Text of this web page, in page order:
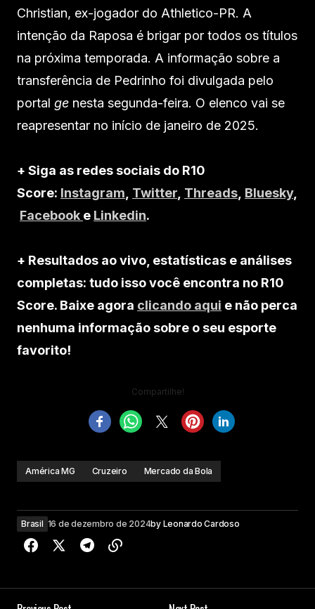
Christian, ex-jogador do Athletico-PR. A
intenção da Raposa é brigar por todos os títulos
na próxima temporada. A informação sobre a
transferência de Pedrinho foi divulgada pelo
portal ge nesta segunda-feira. O elenco vai se
reapresentar no início de janeiro de 2025.
+ Siga as redes sociais do R10
Score: Instagram, Twitter, Threads, Bluesky,
Facebook e Linkedin.
+ Resultados ao vivo, estatísticas e análises
completas: tudo isso você encontra no R10
Score. Baixe agora clicando aqui e não perca
nenhuma informação sobre o seu esporte
favorito!
Compartilhe!
América MG Cruzeiro Mercado da Bola
Brasil 16 de dezembro de 2024by Leonardo Cardoso